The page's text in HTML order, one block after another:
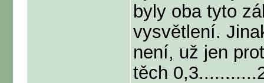
byly oba tyto
vysvětlení.
není, už jen
těch